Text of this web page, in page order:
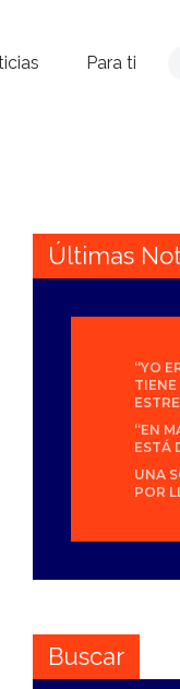
Para ti
Últimas
“YO
TIENE
“EN
ESTÁ
UNA
POR
Buscar